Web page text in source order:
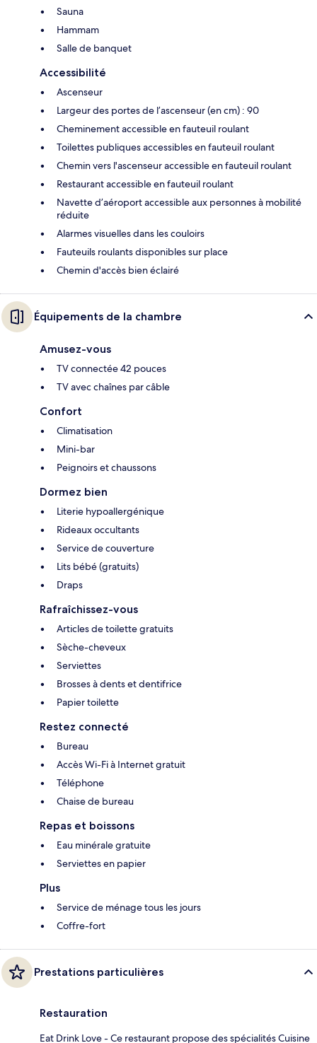
Sauna
Hammam
Salle de banquet
Accessibilité
Ascenseur
Largeur des portes de l’ascenseur (en cm) : 90
Cheminement accessible en fauteuil roulant
Toilettes publiques accessibles en fauteuil roulant
Chemin vers l'ascenseur accessible en fauteuil roulant
Restaurant accessible en fauteuil roulant
Navette d’aéroport accessible aux personnes à mobilité
réduite
Alarmes visuelles dans les couloirs
Fauteuils roulants disponibles sur place
Chemin d'accès bien éclairé
Équipements de la chambre
Amusez-vous
TV connectée 42 pouces
TV avec chaînes par câble
Confort
Climatisation
Mini-bar
Peignoirs et chaussons
Dormez bien
Literie hypoallergénique
Rideaux occultants
Service de couverture
Lits bébé (gratuits)
Draps
Rafraîchissez-vous
Articles de toilette gratuits
Sèche-cheveux
Serviettes
Brosses à dents et dentifrice
Papier toilette
Restez connecté
Bureau
Accès Wi-Fi à Internet gratuit
Téléphone
Chaise de bureau
Repas et boissons
Eau minérale gratuite
Serviettes en papier
Plus
Service de ménage tous les jours
Coffre-fort
Prestations particulières
Restauration
Eat Drink Love - Ce restaurant propose des spécialités Cuisine